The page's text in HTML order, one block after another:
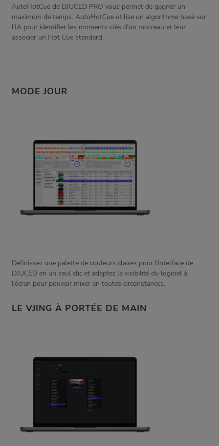
AutoHotCue de DJUCED PRO vous permet de gagner un
maximum de temps. AutoHotCue utilise un algorithme basé sur
l’IA pour identifier les moments clés d'un morceau et leur
associer un Hot Cue standard.
MODE JOUR
Définissez une palette de couleurs claires pour l'interface de
DJUCED en un seul clic et adaptez la visibilité du logiciel à
l'écran pour pouvoir mixer en toutes circonstances.
LE VJING À PORTÉE DE MAIN